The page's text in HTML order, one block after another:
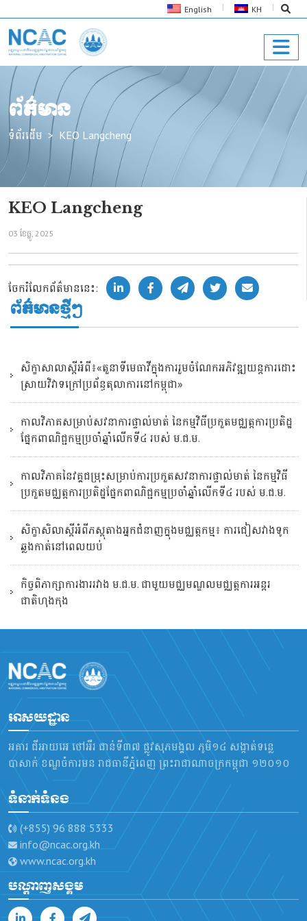
English KH
ព័ត៌មាន
ទំព័រដើម KEO Langcheng
KEO Langcheng
03 ខែ​ធ្នូ, 2025
ចែករំលែកព័ត៌មាននេះ:
ព័ត៌មានថ្មីៗ
សិក្ខាសាលាស្តីអំពី៖«តួនាទីមេធាវីក្នុងការរួមចំណែកអភិវឌ្ឍយន្តការដោះ
ស្រាយវិវាទក្រៅប្រព័ន្ធតុលាការនៅកម្ពុជា»
កាលវិភាគសម្រាប់សវនាការផ្ទាល់មាត់ នៃកម្មវិធីប្រកួតមជ្ឈត្តការប្រតិដ្ឋ
ផ្នែកពាណិជ្ជកម្មប្រចាំឆ្នាំលើកទី៤ របស់ ម.ជ.ម.
កាលវិភាគនៃវគ្គជម្រុះសម្រាប់ការប្រកួតសវនាការផ្ទាល់មាត់ នៃកម្មវិធី
ប្រកួតមជ្ឈត្តការប្រតិដ្ឋផ្នែកពាណិជ្ជកម្មប្រចាំឆ្នាំលើកទី៤ របស់ ម.ជ.ម.
សិក្ខាសិលាស្ដីអំពីភស្តុតាងអ្នកជំនាញក្នុងមជ្ឈត្តកម្ម៖ ការជៀសវាងទូក
ឆ្លងកាត់នៅពេលយប់
កិច្ចពិភាក្សាការងាររវាង ម.ជ.ម. ជាមួយមជ្ឈមណ្ឌលមជ្ឈត្តការអន្តរ
ជាតិហុងកុង
អាសយដ្ឋាន
អគារ ជីអាយអេ ថៅអឺរ ជាន់ទី៣៧ ផ្លូវសុភមង្គល ភូមិ១៤ សង្កាត់ទន្លេ
បាសាក់ ខណ្ឌចំការមន រាជធានីភ្នំពេញ ព្រះរាជាណាចក្រកម្ពុជា ១២០១០
ទំនាក់ទំនង
(+855) 96 888 5333
info@ncac.org.kh
www.ncac.org.kh
បណ្តាញសង្គម